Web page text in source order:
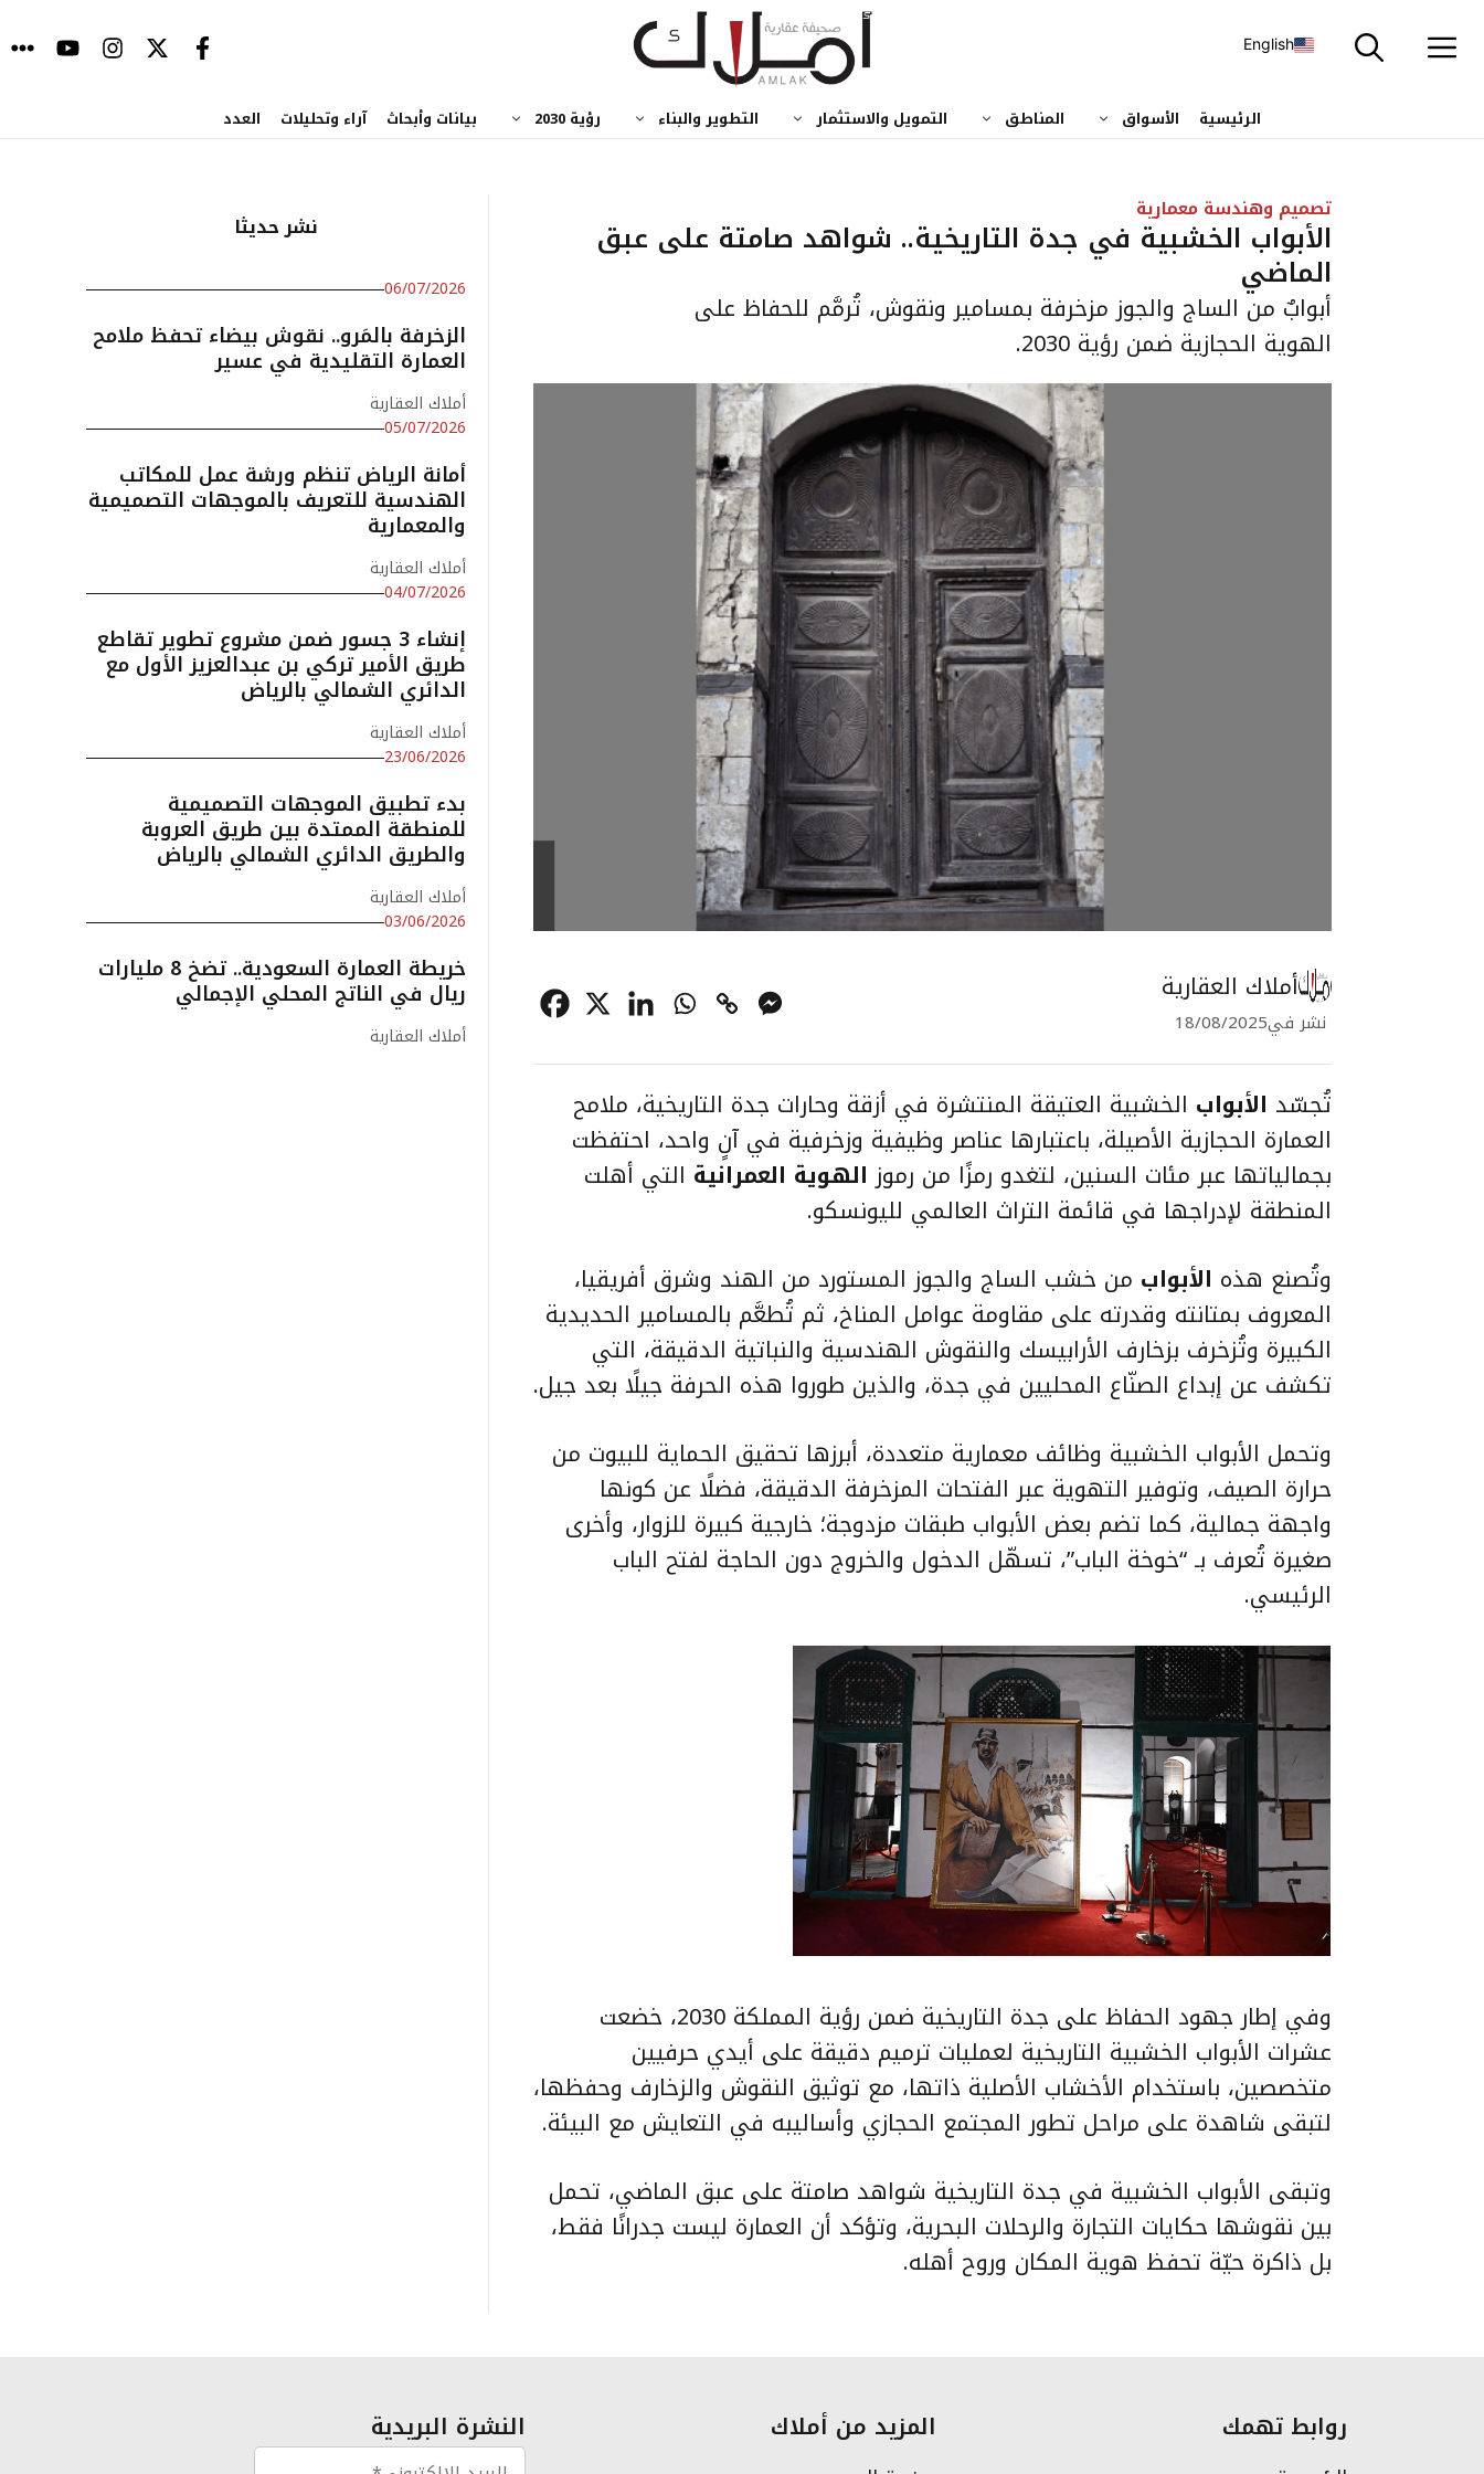
إلى
English
الرئيسية الأسواق المناطق التمويل والاستثمار التطوير والبناء رؤية 2030 بيانات وأبحاث آراء وتحليلات العدد
تصميم وهندسة معمارية
الأبواب الخشبية في جدة التاريخية.. شواهد صامتة على عبق
الماضي
أبوابٌ من الساج والجوز مزخرفة بمسامير ونقوش، تُرمَّم للحفاظ على
الهوية الحجازية ضمن رؤية 2030.
أملاك العقارية
نشر في18/08/2025
تُجسّد الأبواب الخشبية العتيقة المنتشرة في أزقة وحارات جدة التاريخية، ملامح
العمارة الحجازية الأصيلة، باعتبارها عناصر وظيفية وزخرفية في آنٍ واحد، احتفظت
بجمالياتها عبر مئات السنين، لتغدو رمزًا من رموزالهوية العمرانية التي أهلت
المنطقة لإدراجها في قائمة التراث العالمي لليونسكو.
وتُصنع هذه الأبواب من خشب الساج والجوز المستورد من الهند وشرق أفريقيا،
المعروف بمتانته وقدرته على مقاومة عوامل المناخ، ثم تُطعَّم بالمسامير الحديدية
الكبيرة وتُزخرف بزخارف الأرابيسك والنقوش الهندسية والنباتية الدقيقة، التي
تكشف عن إبداع الصنّاع المحليين في جدة، والذين طوروا هذه الحرفة جيلًا بعد جيل.
وتحمل الأبواب الخشبية وظائف معمارية متعددة، أبرزها تحقيق الحماية للبيوت من
حرارة الصيف، وتوفير التهوية عبر الفتحات المزخرفة الدقيقة، فضلًا عن كونها
واجهة جمالية، كما تضم بعض الأبواب طبقات مزدوجة؛ خارجية كبيرة للزوار، وأخرى
صغيرة تُعرف بـ “خوخة الباب”، تسهّل الدخول والخروج دون الحاجة لفتح الباب
الرئيسي.
وفي إطار جهود الحفاظ على جدة التاريخية ضمن رؤية المملكة 2030، خضعت
عشرات الأبواب الخشبية التاريخية لعمليات ترميم دقيقة على أيدي حرفيين
متخصصين، باستخدام الأخشاب الأصلية ذاتها، مع توثيق النقوش والزخارف وحفظها،
لتبقى شاهدة على مراحل تطور المجتمع الحجازي وأساليبه في التعايش مع البيئة.
وتبقى الأبواب الخشبية في جدة التاريخية شواهد صامتة على عبق الماضي، تحمل
بين نقوشها حكايات التجارة والرحلات البحرية، وتؤكد أن العمارة ليست جدرانًا فقط،
بل ذاكرة حيّة تحفظ هوية المكان وروح أهله.
نشر حديثا
06/07/2026
الزخرفة بالمَرو.. نقوش بيضاء تحفظ ملامح
العمارة التقليدية في عسير
أملاك العقارية
05/07/2026
أمانة الرياض تنظم ورشة عمل للمكاتب
الهندسية للتعريف بالموجهات التصميمية
والمعمارية
أملاك العقارية
04/07/2026
إنشاء 3 جسور ضمن مشروع تطوير تقاطع
طريق الأمير تركي بن عبدالعزيز الأول مع
الدائري الشمالي بالرياض
أملاك العقارية
23/06/2026
بدء تطبيق الموجهات التصميمية
للمنطقة الممتدة بين طريق العروبة
والطريق الدائري الشمالي بالرياض
أملاك العقارية
03/06/2026
خريطة العمارة السعودية.. تضخ 8 مليارات
ريال في الناتج المحلي الإجمالي
أملاك العقارية
روابط تهمك المزيد من أملاك النشرة البريدية